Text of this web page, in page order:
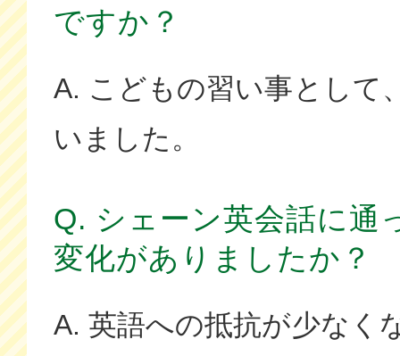
ですか？
A. こどもの習い事として
いました。
Q. シェーン英会話に通
変化がありましたか？
A. 英語への抵抗が少なく